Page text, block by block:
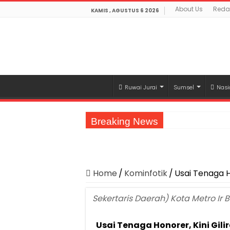
KAMIS , AGUSTUS 6 2026 About Us
Ruwai Jurai Sumsel
Breaking News
Jasa Raharja Serahkan Santunan
Pastikan Pelayanan Maksimal, Direksi
Jasa Raharja Jamin Seluruh Korban
Gelar Audiensi, Jasa Raharja dan
Home / Kominfotik/ Usai Tenaga
Sekertaris Daerah) Kota Metro Ir
Usai Tenaga Honorer, Kini